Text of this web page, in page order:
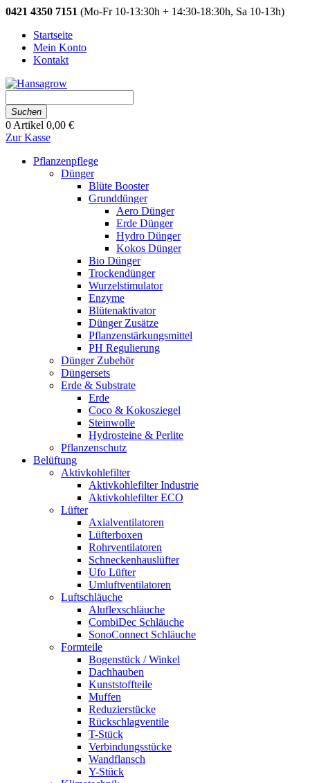
0421 4350 7151 (Mo-Fr 10-13:30h + 14:30-18:30h, Sa 10-13h)
Startseite
Mein Konto
Kontakt
Suchen
0 Artikel 0,00 €
Zur Kasse
Pflanzenpflege
Dünger
Blüte Booster
Grunddünger
Aero Dünger
Erde Dünger
Hydro Dünger
Kokos Dünger
Bio Dünger
Trockendünger
Wurzelstimulator
Enzyme
Blütenaktivator
Dünger Zusätze
Pflanzenstärkungsmittel
PH Regulierung
Dünger Zubehör
Düngersets
Erde & Substrate
Erde
Coco & Kokosziegel
Steinwolle
Hydrosteine & Perlite
Pflanzenschutz
Belüftung
Aktivkohlefilter
Aktivkohlefilter Industrie
Aktivkohlefilter ECO
Lüfter
Axialventilatoren
Lüfterboxen
Rohrventilatoren
Schneckenhauslüfter
Ufo Lüfter
Umluftventilatoren
Luftschläuche
Aluflexschläuche
CombiDec Schläuche
SonoConnect Schläuche
Formteile
Bogenstück / Winkel
Dachhauben
Kunststoffteile
Muffen
Reduzierstücke
Rückschlagventile
T-Stück
Verbindungsstücke
Wandflansch
Y-Stück